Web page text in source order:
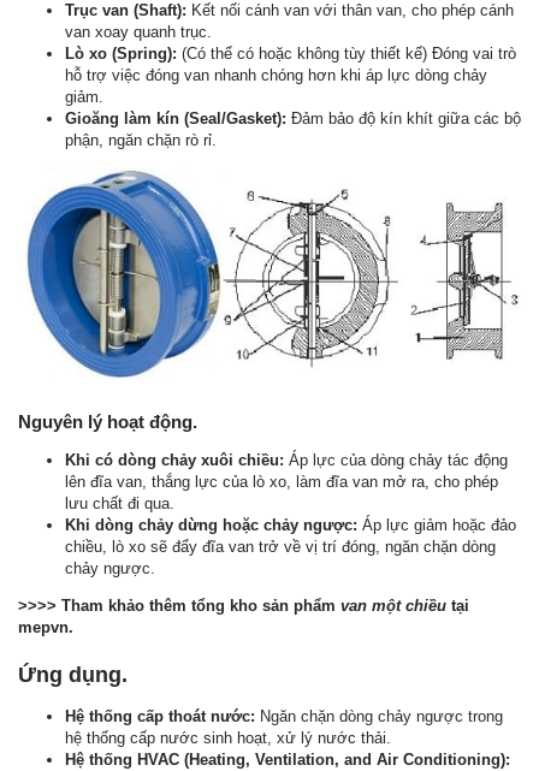
Trục van (Shaft): Kết nối cánh van với thân van, cho phép cánh
van xoay quanh trục.
Lò xo (Spring): (Có thể có hoặc không tùy thiết kế) Đóng vai trò
hỗ trợ việc đóng van nhanh chóng hơn khi áp lực dòng chảy
giảm.
Gioăng làm kín (Seal/Gasket): Đảm bảo độ kín khít giữa các bộ
phận, ngăn chặn rò rỉ.
Nguyên lý hoạt động.
Khi có dòng chảy xuôi chiều: Áp lực của dòng chảy tác động
lên đĩa van, thắng lực của lò xo, làm đĩa van mở ra, cho phép
lưu chất đi qua.
Khi dòng chảy dừng hoặc chảy ngược: Áp lực giảm hoặc đảo
chiều, lò xo sẽ đẩy đĩa van trở về vị trí đóng, ngăn chặn dòng
chảy ngược.
>>>> Tham khảo thêm tổng kho sản phẩm van một chiều tại
mepvn.
Ứng dụng.
Hệ thống cấp thoát nước: Ngăn chặn dòng chảy ngược trong
hệ thống cấp nước sinh hoạt, xử lý nước thải.
Hệ thống HVAC (Heating, Ventilation, and Air Conditioning):